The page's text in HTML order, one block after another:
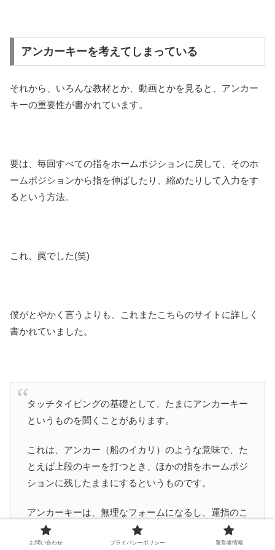
アンカーキーを考えてしまっている
それから、いろんな教材とか、動画とかを見ると、アンカー
キーの重要性が書かれています。
要は、毎回すべての指をホームポジションに戻して、そのホ
ームポジションから指を伸ばしたり、縮めたりして入力をす
るという方法。
これ、罠でした(笑)
僕がとやかく言うよりも、これまたこちらのサイトに詳しく
書かれていました。
タッチタイピングの基礎として、たまにアンカーキー
というものを聞くことがあります。
これは、アンカー（船のイカリ）のような意味で、た
とえば上段のキーを打つとき、ほかの指をホームポジ
ションに残したままにするというものです。
アンカーキーは、無理なフォームになるし、運指のこ
とを考えると意味がありません。（例えばYのあとKL
を打つことはないのでアンカーキーは無駄）
お問い合わせ プライバシーポリシー 運営者情報